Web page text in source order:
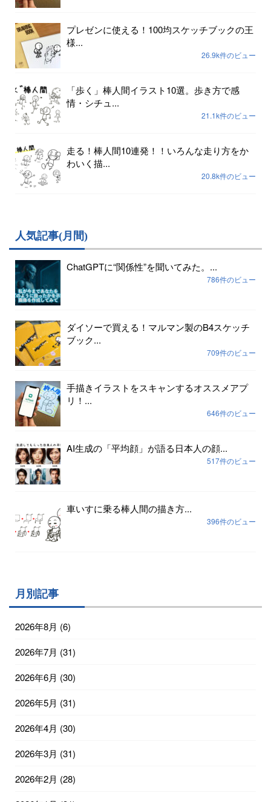
プレゼンに使える！100均スケッチブックの王
様...
26.9k件のビュー
「歩く」棒人間イラスト10選。歩き方で感
情・シチュ...
21.1k件のビュー
走る！棒人間10連発！！いろんな走り方をか
わいく描...
20.8k件のビュー
人気記事(月間)
ChatGPTに“関係性”を聞いてみた。...
786件のビュー
ダイソーで買える！マルマン製のB4スケッチ
ブック...
709件のビュー
手描きイラストをスキャンするオススメアプ
リ！...
646件のビュー
AI生成の「平均顔」が語る日本人の顔...
517件のビュー
車いすに乗る棒人間の描き方...
396件のビュー
月別記事
2026年8月 (6)
2026年7月 (31)
2026年6月 (30)
2026年5月 (31)
2026年4月 (30)
2026年3月 (31)
2026年2月 (28)